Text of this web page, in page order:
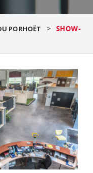
PORHOËT >
SHOW-